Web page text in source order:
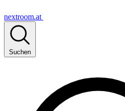
nextroom.at
Suchen